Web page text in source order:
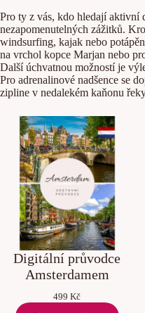
Pro ty z vás, kdo hledají aktivní
nezapomenutelných zážitků.
windsurfing, kajak nebo
na vrchol kopce Marjan nebo
Další úchvatnou možností je
Pro adrenalinové nadšence se
zipline v nedalekém kaňonu
Digitální průvodce
Amsterdamem
499Kč